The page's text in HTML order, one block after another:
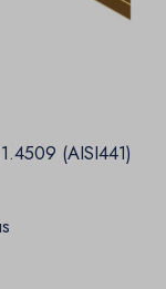
(AISI441)